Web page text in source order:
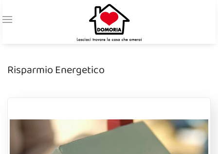
Risparmio Energetico